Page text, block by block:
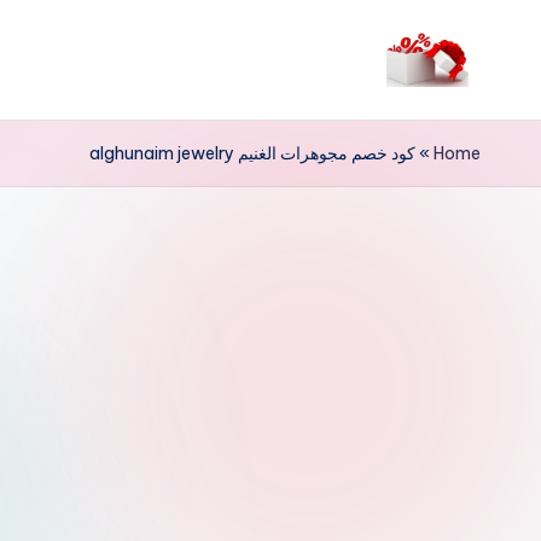
م
ر
Home
»كود خصم مجوهرات الغنيم alghunaim jewelry